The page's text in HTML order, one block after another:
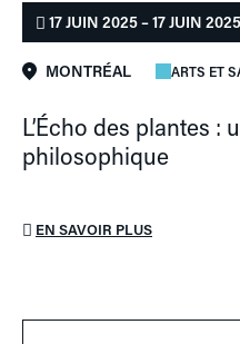
17 JUIN 2025 – 17 JUIN 2025
MONTRÉAL ARTS ET
L’Écho des plantes :
philosophique
EN SAVOIR PLUS